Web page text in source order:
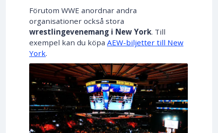
Förutom WWE anordnar andra
organisationer också stora
wrestlingevenemang i New York. Till
exempel kan du köpa AEW-biljetter till New
York.